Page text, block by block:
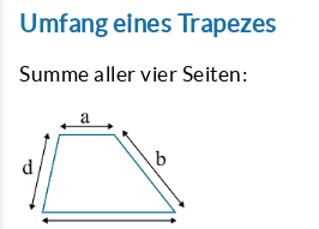
Umfang eines Trapezes
Summe aller vier Seiten: